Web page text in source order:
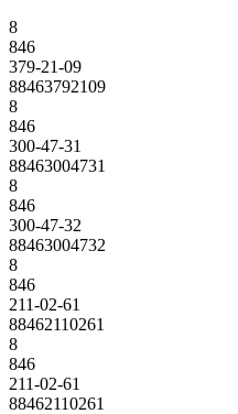
8
846
379-21-09
88463792109
8
846
300-47-31
88463004731
8
846
300-47-32
88463004732
8
846
211-02-61
88462110261
8
846
211-02-61
88462110261